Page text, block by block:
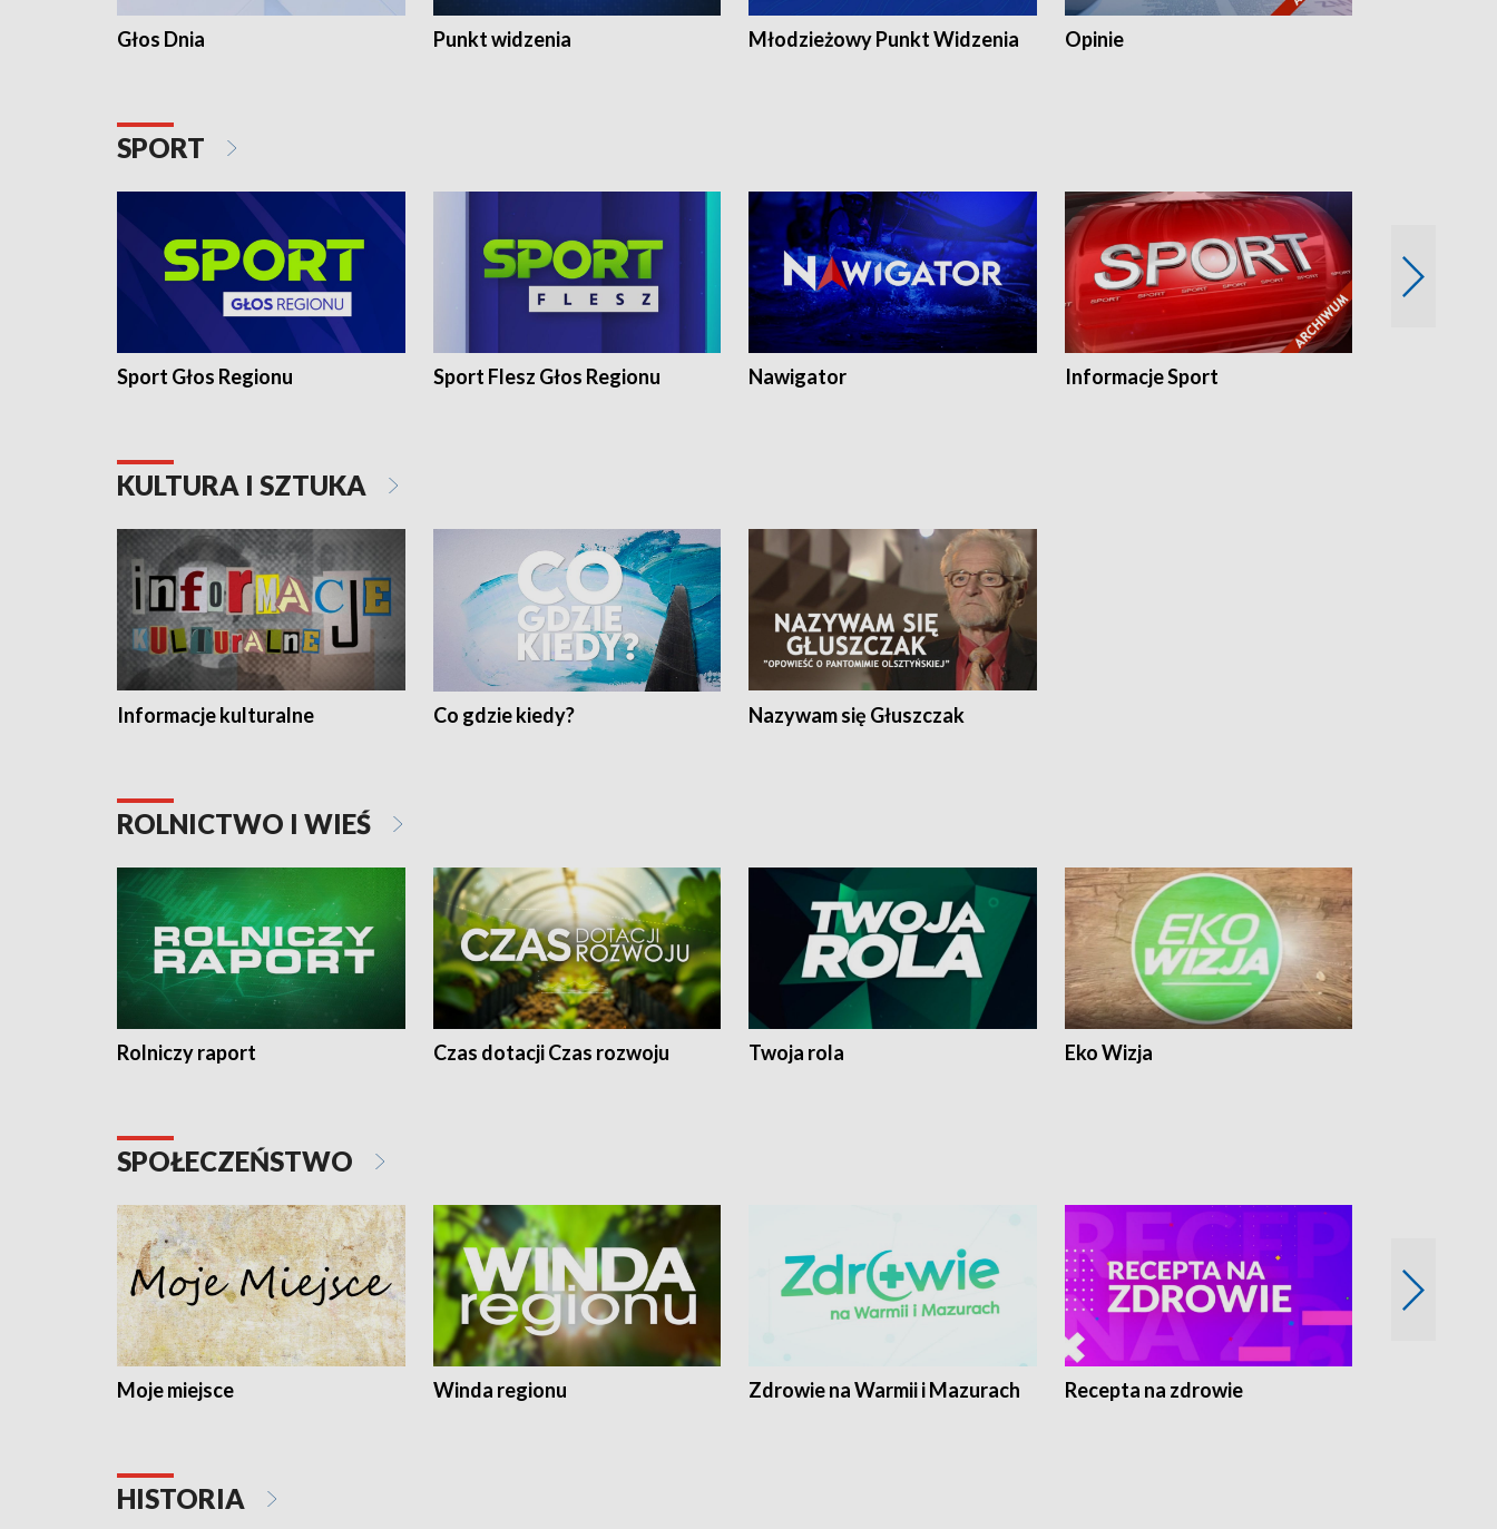
Głos Dnia Punkt widzenia Młodzieżowy Punkt Widzenia Opinie
SPORT
Sport Głos Regionu Sport Flesz Głos Regionu Nawigator Informacje Sport
KULTURA I SZTUKA
Informacje kulturalne Co gdzie kiedy? Nazywam się Głuszczak
ROLNICTWO I WIEŚ
Rolniczy raport Czas dotacji Czas rozwoju Twoja rola Eko Wizja
SPOŁECZEŃSTWO
Moje miejsce Winda regionu Zdrowie na Warmii i Mazurach Recepta na zdrowie
HISTORIA